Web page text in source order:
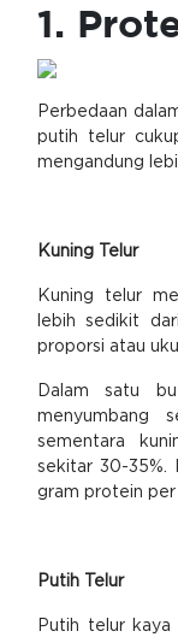
1.
Perbedaan
putih telur
mengandung
Kuning Telur
Kuning telur
lebih sedikit
proporsi atau
Dalam satu
menyumbang
sementara
sekitar 30-35%.
gram protein per
Putih Telur
Putih telur